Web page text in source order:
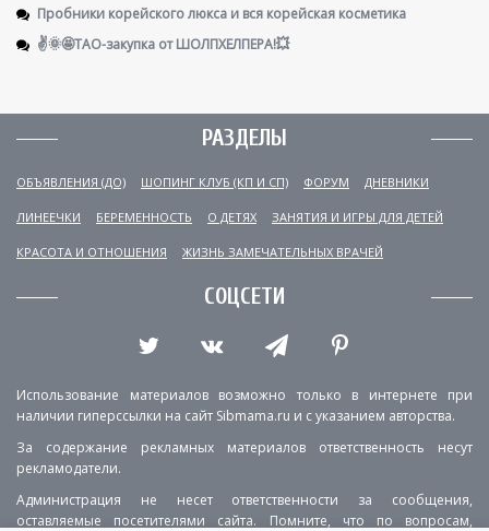
Пробники корейского люкса и вся корейская косметика
✌️🌞🤩ТАО-закупка от ШОЛПХЕЛПЕРА!💥
РАЗДЕЛЫ
ОБЪЯВЛЕНИЯ (ДО) ШОПИНГ КЛУБ (КП И СП) ФОРУМ ДНЕВНИКИ
ЛИНЕЕЧКИ БЕРЕМЕННОСТЬ О ДЕТЯХ ЗАНЯТИЯ И ИГРЫ ДЛЯ ДЕТЕЙ
КРАСОТА И ОТНОШЕНИЯ ЖИЗНЬ ЗАМЕЧАТЕЛЬНЫХ ВРАЧЕЙ
СОЦСЕТИ
Использование материалов возможно только в интернете при
наличии гиперссылки на сайт Sibmama.ru и с указанием авторства.
За содержание рекламных материалов ответственность несут
рекламодатели.
Администрация не несет ответственности за сообщения,
оставляемые посетителями сайта. Помните, что по вопросам,